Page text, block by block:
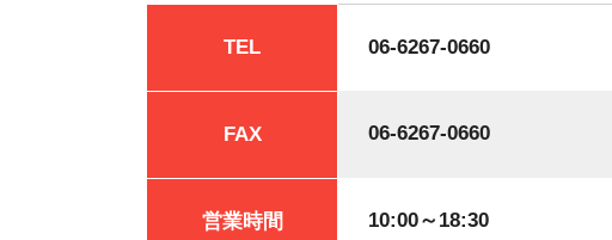
TEL 06-6267-0660
FAX 06-6267-0660
営業時間 10:00～18:30